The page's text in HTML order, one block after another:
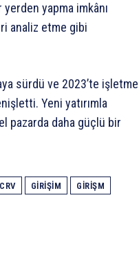
yapma imkânı
analiz etme gibi
sürdü ve 2023’te işletme
Yeni yatırımla
pazarda daha güçlü bir
CRV GIRIŞIM
GIRIŞM